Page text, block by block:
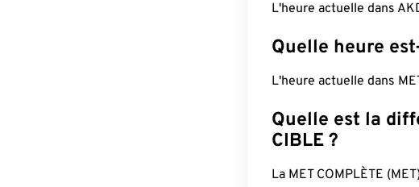
L'heure actuelle dans
Quelle heure
L'heure actuelle dans
Quelle est la
CIBLE ?
La MET COMPLÈTE